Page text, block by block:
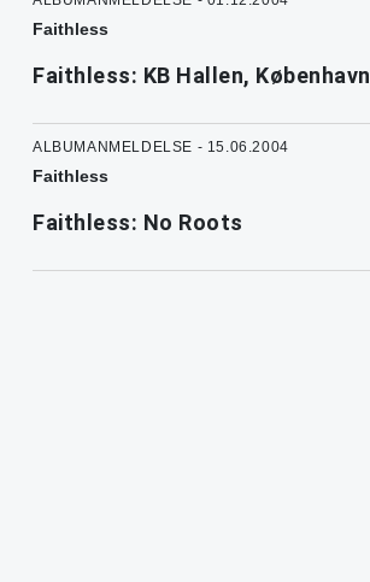
Faithless
Faithless: KB Hallen, København
ALBUMANMELDELSE - 15.06.2004
Faithless
Faithless: No Roots